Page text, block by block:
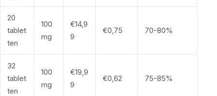
20
tablet
ten
100
mg
€14,9
9
€0,75 70-80%
32
tablet
ten
100
mg
€19,9
9
€0,62 75-85%